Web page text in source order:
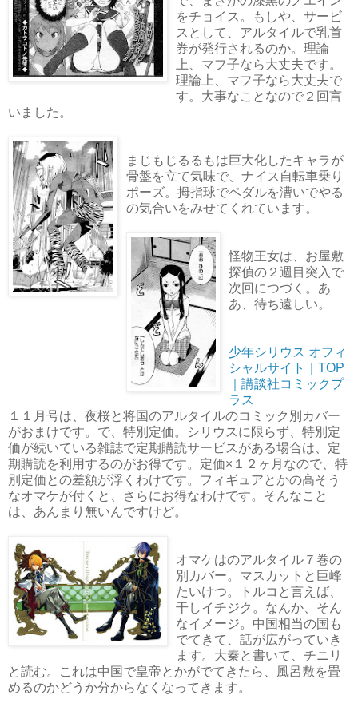
をチョイス。もしや、サービ
スとして、アルタイルで乳首
券が発行されるのか。理論
上、マフ子なら大丈夫です。
理論上、マフ子なら大丈夫で
す。大事なことなので２回言
いました。
まじもじるるもは巨大化したキャラが
骨盤を立て気味で、ナイス自転車乗り
ポーズ。拇指球でペダルを漕いでやる
の気合いをみせてくれています。
怪物王女は、お屋敷
探偵の２週目突入で
次回につづく。あ
あ、待ち遠しい。
少年シリウス オフィ
シャルサイト｜TOP
｜講談社コミックプ
ラス
１１月号は、夜桜と将国のアルタイルのコミック別カバー
がおまけです。で、特別定価。シリウスに限らず、特別定
価が続いている雑誌で定期購読サービスがある場合は、定
期購読を利用するのがお得です。定価×１２ヶ月なので、特
別定価との差額が浮くわけです。フィギュアとかの高そう
なオマケが付くと、さらにお得なわけです。そんなこと
は、あんまり無いんですけど。
オマケはのアルタイル７巻の
別カバー。マスカットと巨峰
たいけつ。トルコと言えば、
干しイチジク。なんか、そん
なイメージ。中国相当の国も
でてきて、話が広がっていき
ます。大秦と書いて、チニリ
と読む。これは中国で皇帝とかがでてきたら、風呂敷を畳
めるのかどうか分からなくなってきます。